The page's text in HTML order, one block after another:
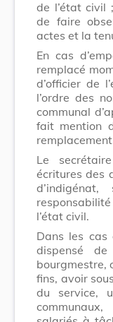
de l’état civil
de faire
actes et la
En cas
remplacé
d’officier de
l’ordre des
communal
fait mention
Le
écritures des
l’état civil.
Dans les cas
dispensé
bourgmestre,
fins, avoir
du service,